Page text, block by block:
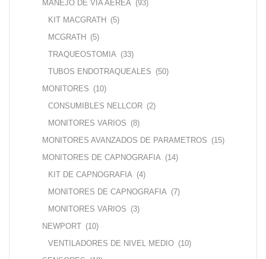
MANEJO DE VIA AEREA (93)
KIT MACGRATH (5)
MCGRATH (5)
TRAQUEOSTOMIA (33)
TUBOS ENDOTRAQUEALES (50)
MONITORES (10)
CONSUMIBLES NELLCOR (2)
MONITORES VARIOS (8)
MONITORES AVANZADOS DE PARAMETROS (15)
MONITORES DE CAPNOGRAFIA (14)
KIT DE CAPNOGRAFIA (4)
MONITORES DE CAPNOGRAFIA (7)
MONITORES VARIOS (3)
NEWPORT (10)
VENTILADORES DE NIVEL MEDIO (10)